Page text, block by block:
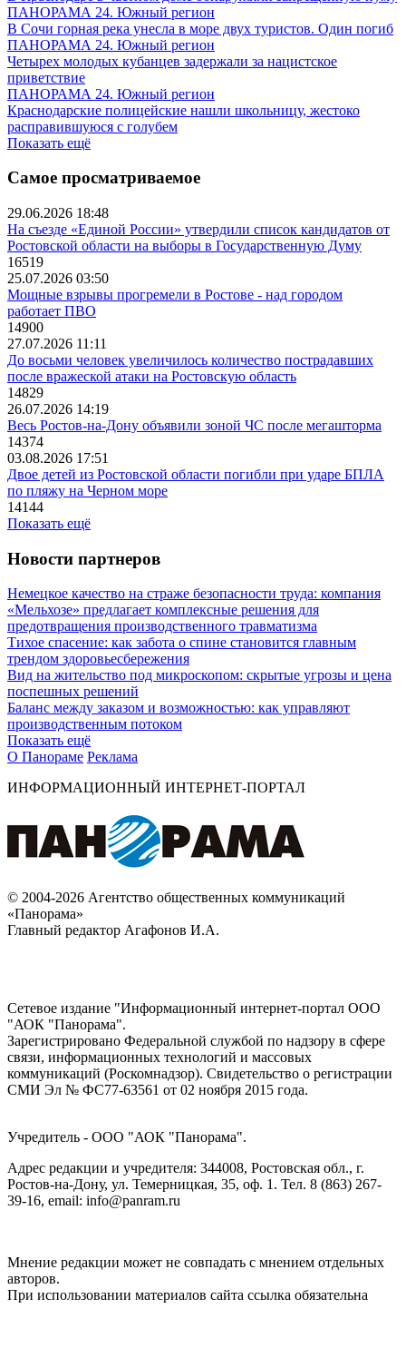
ПАНОРАМА 24. Южный регион
В Сочи горная река унесла в море двух туристов. Один погиб
ПАНОРАМА 24. Южный регион
Четырех молодых кубанцев задержали за нацистское
приветствие
ПАНОРАМА 24. Южный регион
Краснодарские полицейские нашли школьницу, жестоко
расправившуюся с голубем
Показать ещё
Самое просматриваемое
29.06.2026 18:48
На съезде «Единой России» утвердили список кандидатов от
Ростовской области на выборы в Государственную Думу
16519
25.07.2026 03:50
Мощные взрывы прогремели в Ростове - над городом
работает ПВО
14900
27.07.2026 11:11
До восьми человек увеличилось количество пострадавших
после вражеской атаки на Ростовскую область
14829
26.07.2026 14:19
Весь Ростов-на-Дону объявили зоной ЧС после мегашторма
14374
03.08.2026 17:51
Двое детей из Ростовской области погибли при ударе БПЛА
по пляжу на Черном море
14144
Показать ещё
Новости партнеров
Немецкое качество на страже безопасности труда: компания
«Мельхозе» предлагает комплексные решения для
предотвращения производственного травматизма
Тихое спасение: как забота о спине становится главным
трендом здоровьесбережения
Вид на жительство под микроскопом: скрытые угрозы и цена
поспешных решений
Баланс между заказом и возможностью: как управляют
производственным потоком
Показать ещё
О Панораме Реклама
ИНФОРМАЦИОННЫЙ ИНТЕРНЕТ-ПОРТАЛ
© 2004-2026 Агентство общественных коммуникаций
«Панорама»
Главный редактор Агафонов И.А.
Сетевое издание "Информационный интернет-портал ООО
"АОК "Панорама".
Зарегистрировано Федеральной службой по надзору в сфере
связи, информационных технологий и массовых
коммуникаций (Роскомнадзор). Cвидетельство о регистрации
СМИ Эл № ФС77-63561 от 02 ноября 2015 года.
Учредитель - ООО "АОК "Панорама".
Адрес редакции и учредителя: 344008, Ростовская обл., г.
Ростов-на-Дону, ул. Темерницкая, 35, оф. 1. Тел. 8 (863) 267-
39-16, email: info@panram.ru
Мнение редакции может не совпадать с мнением отдельных
авторов.
При использовании материалов сайта ссылка обязательна